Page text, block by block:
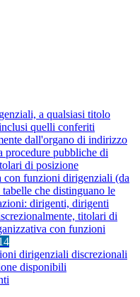
a qualsiasi titolo
quelli conferiti
dall'organo di indirizzo
procedure pubbliche di
di posizione
con funzioni dirigenziali (da
che distinguano le
dirigenti, dirigenti
titolari di
con funzioni
dirigenziali discrezionali
disponibili